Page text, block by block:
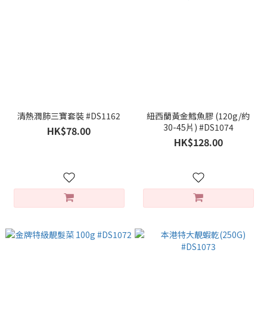
清熱潤肺三寶套裝 #DS1162
HK$78.00
紐西蘭黃金鱈魚膠 (120g/約
30-45片) #DS1074
HK$128.00